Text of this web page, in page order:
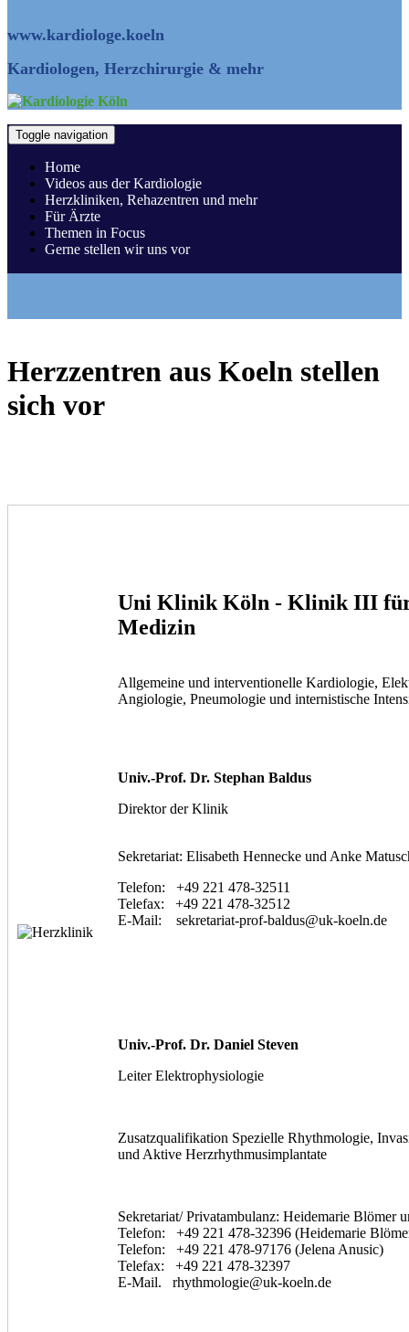
www.kardiologe.koeln
Kardiologen, Herzchirurgie & mehr
Toggle navigation
Home
Videos aus der Kardiologie
Herzkliniken, Rehazentren und mehr
Für Ärzte
Themen in Focus
Gerne stellen wir uns vor
Herzzentren aus Koeln stellen
sich vor
Uni Klinik Köln - Klinik III
Medizin
Allgemeine und interventionelle Kardiologie,
Angiologie, Pneumologie und internistische
Univ.-Prof. Dr. Stephan Baldus
Direktor der Klinik
Sekretariat: Elisabeth Hennecke und Anke
Telefon: +49 221 478-32511
Telefax: +49 221 478-32512
E-Mail: sekretariat-prof-baldus@uk-koeln.de
Univ.-Prof. Dr. Daniel Steven
Leiter Elektrophysiologie
Zusatzqualifikation Spezielle Rhythmologie,
und Aktive Herzrhythmusimplantate
Sekretariat/ Privatambulanz: Heidemarie Blömer
Telefon: +49 221 478-32396 (Heidemarie
Telefon: +49 221 478-97176 (Jelena Anusic)
Telefax: +49 221 478-32397
E-Mail. rhythmologie@uk-koeln.de